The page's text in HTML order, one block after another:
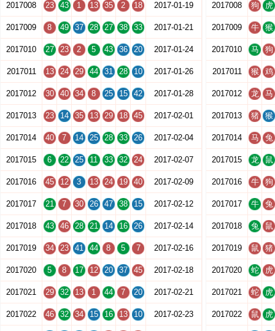
2017008 23 43 1 13 35 2 18 2017-01-19
2017009 8 49 37 28 27 38 33 2017-01-21
2017010 27 23 2 5 43 36 20 2017-01-24
2017011 13 24 29 44 31 28 10 2017-01-26
2017012 30 40 34 8 25 15 42 2017-01-28
2017013 23 14 35 13 29 18 45 2017-02-01
2017014 40 7 14 25 28 33 26 2017-02-04
2017015 6 22 25 11 33 32 24 2017-02-07
2017016 45 12 3 13 24 19 40 2017-02-09
2017017 21 7 30 26 47 38 15 2017-02-12
2017018 43 46 28 21 14 16 26 2017-02-14
2017019 34 23 41 44 8 5 7 2017-02-16
2017020 5 8 17 12 20 37 45 2017-02-18
2017021 29 32 13 1 44 7 20 2017-02-21
2017022 46 32 34 15 16 13 10 2017-02-23
2017008 狗 虎
2017009 牛 猴
2017010 马 狗
2017011 猴 鸡
2017012 龙 马
2017013 猪 猴
2017014 马 兔
2017015 龙 鼠
2017016 牛 狗
2017017 牛 兔
2017018 兔 鼠
2017019 鼠 猪
2017020 蛇 虎
2017021 蛇 虎
2017022 鼠 虎